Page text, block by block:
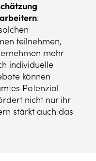
:
teilnehmen,
mehr
individuelle
können
Potenzial
nicht nur ihr
stärkt auch das